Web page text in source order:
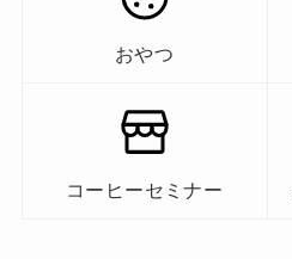
おやつ
コーヒーセミナー